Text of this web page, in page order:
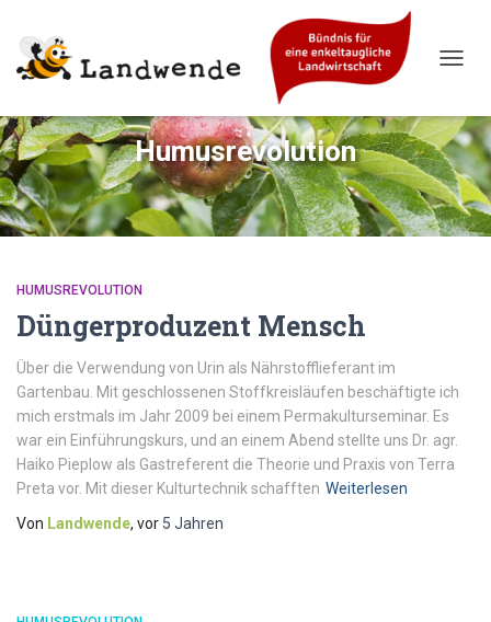
Humusrevolution
HUMUSREVOLUTION
Düngerproduzent Mensch
Über die Verwendung von Urin als Nährstofflieferant im
Gartenbau. Mit geschlossenen Stoffkreisläufen beschäftigte ich
mich erstmals im Jahr 2009 bei einem Permakulturseminar. Es
war ein Einführungskurs, und an einem Abend stellte uns Dr. agr.
Haiko Pieplow als Gastreferent die Theorie und Praxis von Terra
Preta vor. Mit dieser Kulturtechnik schafften Weiterlesen
Von Landwende, vor 5 Jahren